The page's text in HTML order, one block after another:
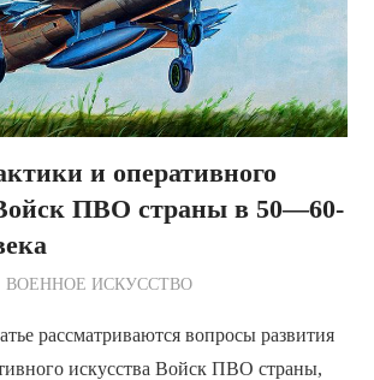
и оперативного
ПВО страны в 50—60-
Дежурный по Редакции
ВОЕННОЕ ИСКУССТВО
рассматриваются вопросы развития
искусства Войск ПВО страны,